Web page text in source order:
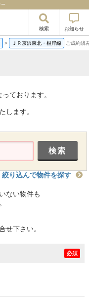
検索 お知らせ
> ＪＲ京浜東北・根岸線 ご成約済
ております。
します。
絞り込んで物件を探す
ない物件も
せ下さい。
必須